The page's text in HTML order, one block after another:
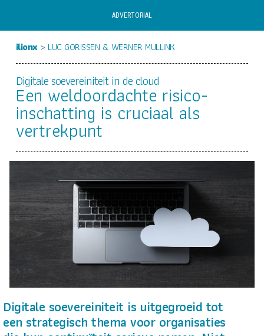
ADVERTORIAL
ilionx > LUC GORISSEN & WERNER MULLINK
Digitale soevereiniteit in de cloud
Een weldoordachte risico-
inschatting is cruciaal als
vertrekpunt
Digitale soevereiniteit is uitgegroeid tot
een strategisch thema voor organisaties